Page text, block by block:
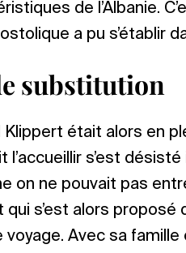
de l’Albanie.
a pu s’établir
substitution
Klippert était alors en
l’accueillir s’est
on ne pouvait pas
qui s’est alors
voyage. Avec sa